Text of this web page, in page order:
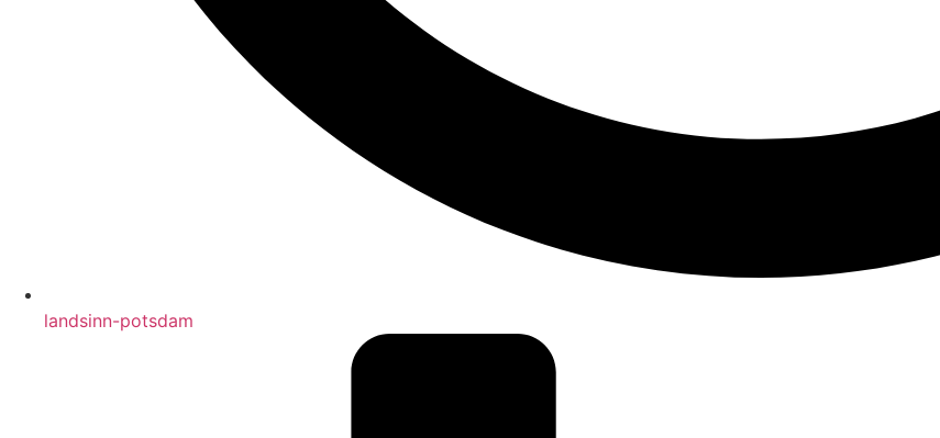
landsinn-potsdam